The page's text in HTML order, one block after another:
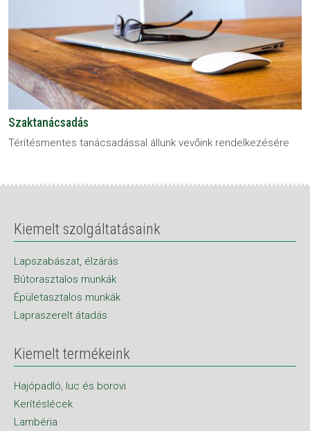
Szaktanácsadás
Térítésmentes tanácsadással állunk vevőink rendelkezésére
Kiemelt szolgáltatásaink
Lapszabászat, élzárás
Bútorasztalos munkák
Épületasztalos munkák
Lapraszerelt átadás
Kiemelt termékeink
Hajópadló, luc és borovi
Kerítéslécek
Lambéria